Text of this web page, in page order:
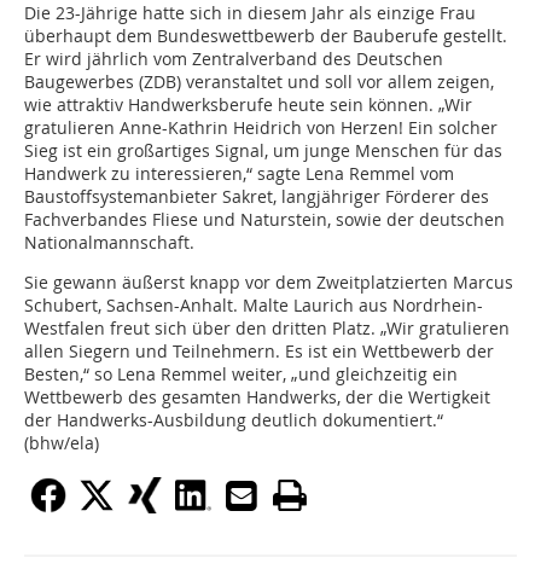
Die 23-Jährige hatte sich in diesem Jahr als einzige Frau
überhaupt dem Bundeswettbewerb der Bauberufe gestellt.
Er wird jährlich vom Zentralverband des Deutschen
Baugewerbes (ZDB) veranstaltet und soll vor allem zeigen,
wie attraktiv Handwerksberufe heute sein können. „Wir
gratulieren Anne-Kathrin Heidrich von Herzen! Ein solcher
Sieg ist ein großartiges Signal, um junge Menschen für das
Handwerk zu interessieren,“ sagte Lena Remmel vom
Baustoffsystemanbieter Sakret, langjähriger Förderer des
Fachverbandes Fliese und Naturstein, sowie der deutschen
Nationalmannschaft.
Sie gewann äußerst knapp vor dem Zweitplatzierten Marcus
Schubert, Sachsen-Anhalt. Malte Laurich aus Nordrhein-
Westfalen freut sich über den dritten Platz. „Wir gratulieren
allen Siegern und Teilnehmern. Es ist ein Wettbewerb der
Besten,“ so Lena Remmel weiter, „und gleichzeitig ein
Wettbewerb des gesamten Handwerks, der die Wertigkeit
der Handwerks-Ausbildung deutlich dokumentiert.“
(bhw/ela)